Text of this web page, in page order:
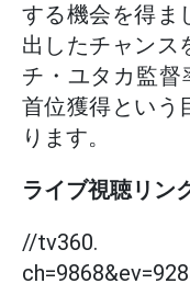
する機会を得ま
出したチャンス
チ・ユタカ監督
首位獲得という
ります。
ライブ視聴リン
//tv360.